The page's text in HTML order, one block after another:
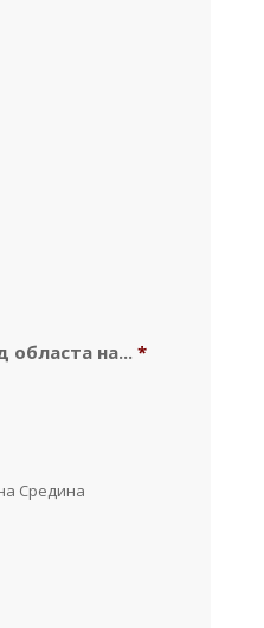
областа на... *
Средина